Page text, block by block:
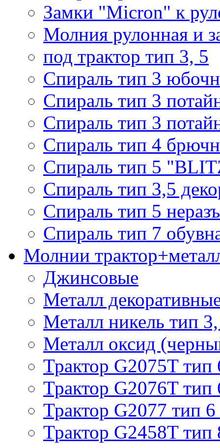
Замки "Micron" к
Молния рулонная и
под трактор тип 3, 5
Спираль тип 3
Спираль тип 3
Спираль тип 3
Спираль тип 4
Спираль тип 5
Спираль тип 3,5
Спираль тип 5
Спираль тип 7
Молнии
Джинсовые
Металл
Металл никель тип
Металл оксид
Трактор G2075T тип
Трактор G2076T тип
Трактор G2077 тип 6
Трактор G2458T тип